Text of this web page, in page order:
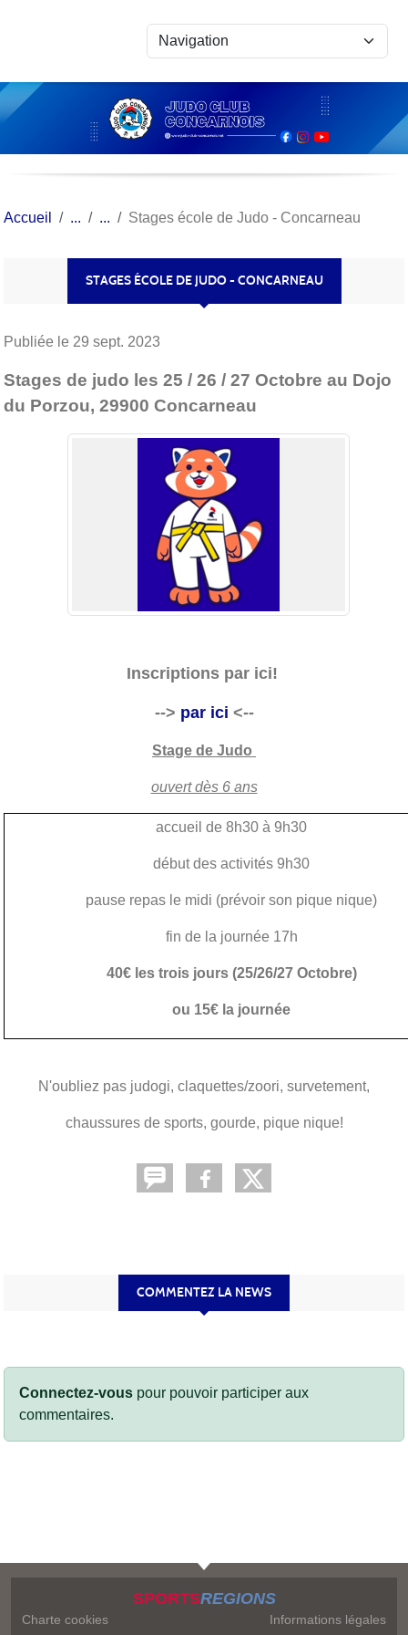
Accueil Stages école de Judo - Concarneau
STAGES ÉCOLE DE JUDO - CONCARNEAU
Publiée le 29 sept. 2023
Stages de judo les 25 / 26 / 27 Octobre au Dojo
du Porzou, 29900 Concarneau
Inscriptions par ici!
--> par ici <--
Stage de Judo
ouvert dès 6 ans
accueil de 8h30 à 9h30
début des activités 9h30
pause repas le midi (prévoir son pique nique)
fin de la journée 17h
40€ les trois jours (25/26/27 Octobre)
ou 15€ la journée
N'oubliez pas judogi, claquettes/zoori, survetement,
chaussures de sports, gourde, pique nique!
COMMENTEZ LA NEWS
Connectez-vous pour pouvoir participer aux
commentaires.
SPORTSREGIONS
Charte cookies Informations légales